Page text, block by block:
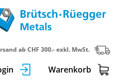
ab CHF 300.- exkl. MwSt.
Warenkorb